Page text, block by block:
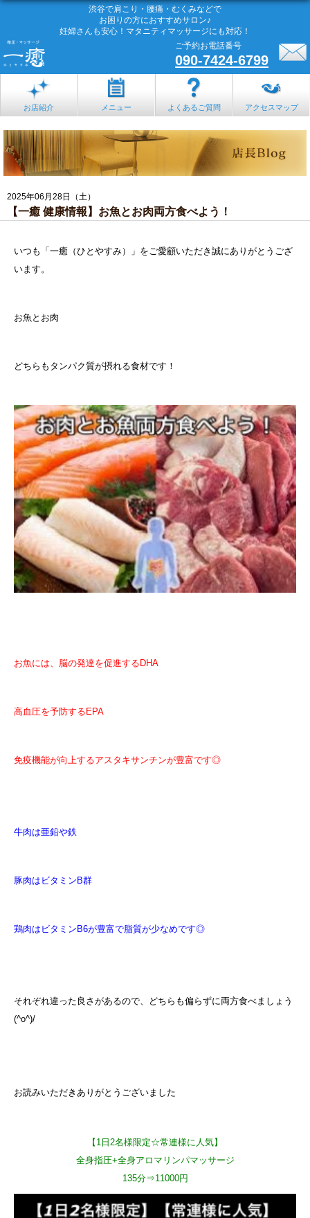
渋谷で肩こり・腰痛・むくみなどで
お困りの方におすすめサロン♪
妊婦さんも安心！マタニティマッサージにも対応！
ご予約お電話番号
090-7424-6799
お店紹介 メニュー よくあるご質問 アクセスマップ
2025年06月28日（土）
【一癒 健康情報】お魚とお肉両方食べよう！
いつも「一癒（ひとやすみ）」をご愛顧いただき誠にありがとうござ
います。
お魚とお肉
どちらもタンパク質が摂れる食材です！
お魚には、脳の発達を促進するDHA
高血圧を予防するEPA
免疫機能が向上するアスタキサンチンが豊富です◎
牛肉は亜鉛や鉄
豚肉はビタミンB群
鶏肉はビタミンB6が豊富で脂質が少なめです◎
それぞれ違った良さがあるので、
どちらも偏らずに両方食べましょう
(^o^)/
お読みいただきありがとうございました
【1日2名様限定☆常連様に人気】
全身指圧+全身アロマリンパマッサージ
135分⇒11000円